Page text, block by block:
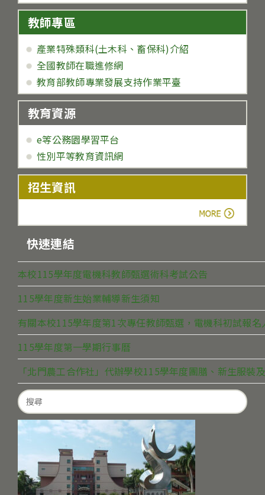
教師專區
產業特殊類科(土木科、畜保科)介紹
全國教師在職進修網
教育部教師專業發展支持作業平臺
教育資源
e等公務園學習平台
性別平等教育資訊網
招生資訊
快速連結
本校115學年度電機科教師甄選術科考試公告
115學年度新生始業輔導新生須知
有關本校115學年度第1次專任教師甄選，電機科初試報
115學年度第一學期行事曆
「北門農工合作社」代辦學校115學年度團膳、新生服裝
Search
for: